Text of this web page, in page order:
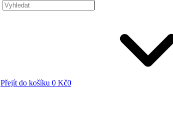
Přejít do košíku 0 Kč0